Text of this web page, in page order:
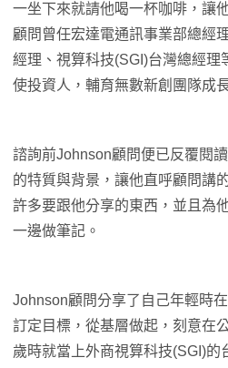
一坐下來就請他喝一杯咖啡，讓
顧問曾任宏達電通訊事業部總經
經理、視算科技(SGI)台灣總經理
使投資人，輔育無數新創團隊成
諮詢前Johnson顧問便已反覆閱
的特質與背景，讓他直呼顧問講
許多要跟他分享的東西，並且為
一邊做筆記。
Johnson顧問分享了自己年輕時
訂定目標，從基層做起，刻意在
歲時就當上外商視算科技(SGI)的